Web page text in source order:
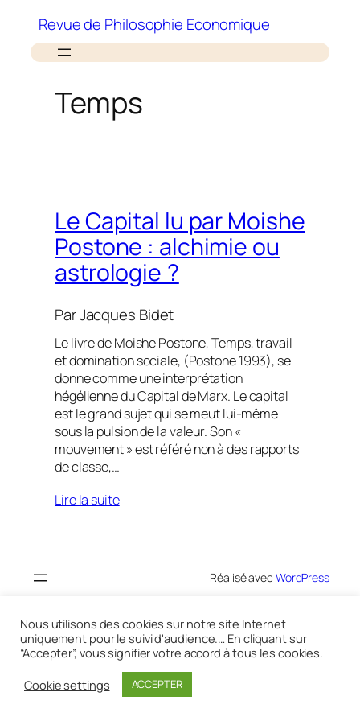
contenu
Revue de Philosophie Economique
Temps
Le Capital lu par Moishe
Postone : alchimie ou
astrologie ?
ParJacques Bidet
Le livre de Moishe Postone, Temps, travail
et domination sociale, (Postone 1993), se
donne comme une interprétation
hégélienne du Capital de Marx. Le capital
est le grand sujet qui se meut lui-même
sous la pulsion de la valeur. Son «
mouvement » est référé non à des rapports
de classe,…
Lire la suite
Réalisé avec WordPress
Nous utilisons des cookies sur notre site Internet
uniquement pour le suivi d'audience.… En cliquant sur
“Accepter”, vous signifier votre accord à tous les cookies.
Cookie settings
ACCEPTER